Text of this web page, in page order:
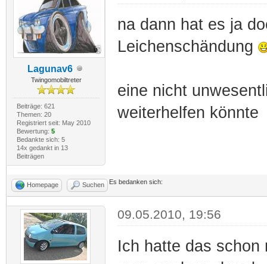
Lagunav6
Twingomobiltreter
Beiträge: 621
Themen: 20
Registriert seit: May 2010
Bewertung: 5
Bedankte sich: 5
14x gedankt in 13
Beiträgen
na dann hat es ja
Leichenschändung
eine nicht
weiterhelfen könnte
Homepage Suchen Es bedanken sich:
09.05.2010, 19:56
Ich hatte das schon